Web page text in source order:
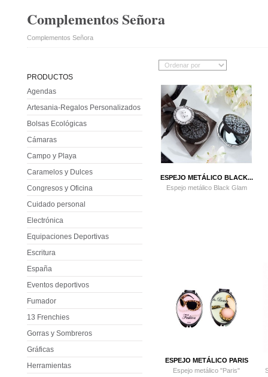
Complementos Señora
Complementos Señora
ESPEJO METÁLICO BLACK...
Espejo metálico Black Glam
ESPEJO METÁLICO PARIS
Espejo metálico "Paris"
PRODUCTOS
Agendas
Artesania-Regalos Personalizados
Bolsas Ecológicas
Cámaras
Campo y Playa
Caramelos y Dulces
Congresos y Oficina
Cuidado personal
Electrónica
Equipaciones Deportivas
Escritura
España
Eventos deportivos
Fumador
13 Frenchies
Gorras y Sombreros
Gráficas
Herramientas